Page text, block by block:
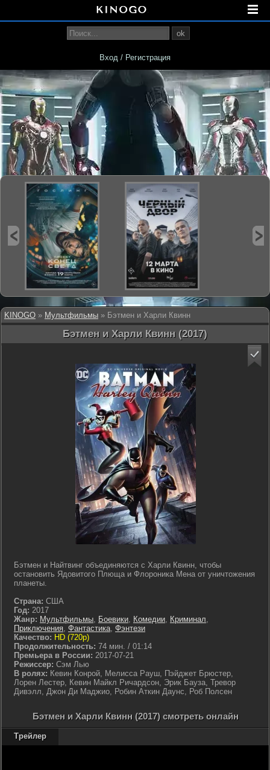
KINOGO » Мультфильмы » Бэтмен и Харли Квинн
Бэтмен и Харли Квинн (2017)
Бэтмен и Найтвинг объединяются с Харли Квинн, чтобы
остановить Ядовитого Плюща и Флороника Мена от уничтожения
планеты.
Страна: США
Год: 2017
Жанр: Мультфильмы, Боевики, Комедии, Криминал,
Приключения, Фантастика, Фэнтези
Качество: HD (720p)
Продолжительность: 74 мин. / 01:14
Премьера в России: 2017-07-21
Режиссер: Сэм Лью
В ролях: Кевин Конрой, Мелисса Рауш, Пэйджет Брюстер,
Лорен Лестер, Кевин Майкл Ричардсон, Эрик Бауза, Тревор
Дивэлл, Джон Ди Маджио, Робин Аткин Даунс, Роб Полсен
Бэтмен и Харли Квинн (2017) смотреть онлайн
Трейлер
ok
Вход / Регистрация